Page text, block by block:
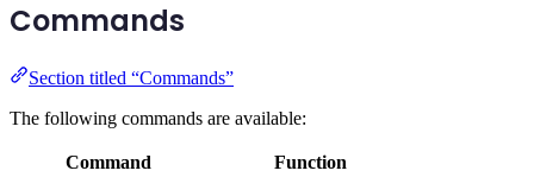
Commands
Section titled “Commands”
The following commands are available:
Command Function